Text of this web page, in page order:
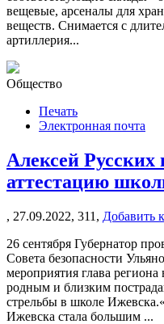
вещевые, арсеналы для
веществ. Снимается с
артиллерия...
Общество
Печать
Электронная почта
Алексей Русских
аттестацию
, 27.09.2022, 311, Добавить
26 сентября Губернатор
Совета безопасности
мероприятия глава
родным и близким
стрельбы в школе
Ижевска стала большим ...